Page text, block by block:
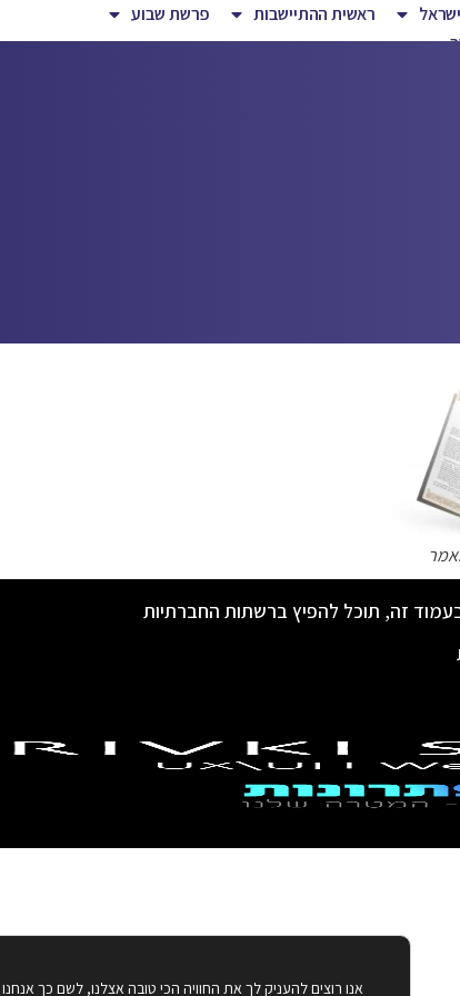
ראשית ההתיישבות
פרשת שבוע
זה, תוכל להפיץ ברשתות החברתיות
אנו רוצים להעניק לך את החוויה הכי טובה אצלנו, לשם כך